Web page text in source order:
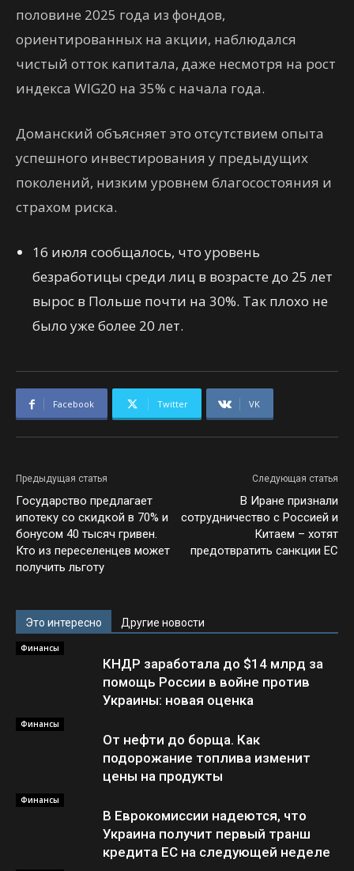
половине 2025 года из фондов,
ориентированных на акции, наблюдался
чистый отток капитала, даже несмотря на рост
индекса WIG20 на 35% с начала года.
Доманский объясняет это отсутствием опыта
успешного инвестирования у предыдущих
поколений, низким уровнем благосостояния и
страхом риска.
16 июля сообщалось, что уровень
безработицы среди лиц в возрасте до 25 лет
вырос в Польше почти на 30%. Так плохо не
было уже более 20 лет.
Facebook Twitter VK
Предыдущая статья
Государство предлагает
ипотеку со скидкой в 70% и
бонусом 40 тысяч гривен.
Кто из переселенцев может
получить льготу
Следующая статья
В Иране признали
сотрудничество с Россией и
Китаем – хотят
предотвратить санкции ЕС
Это интересно Другие новости
Финансы
КНДР заработала до $14 млрд за
помощь России в войне против
Украины: новая оценка
Финансы
От нефти до борща. Как
подорожание топлива изменит
цены на продукты
Финансы
В Еврокомиссии надеются, что
Украина получит первый транш
кредита ЕС на следующей неделе